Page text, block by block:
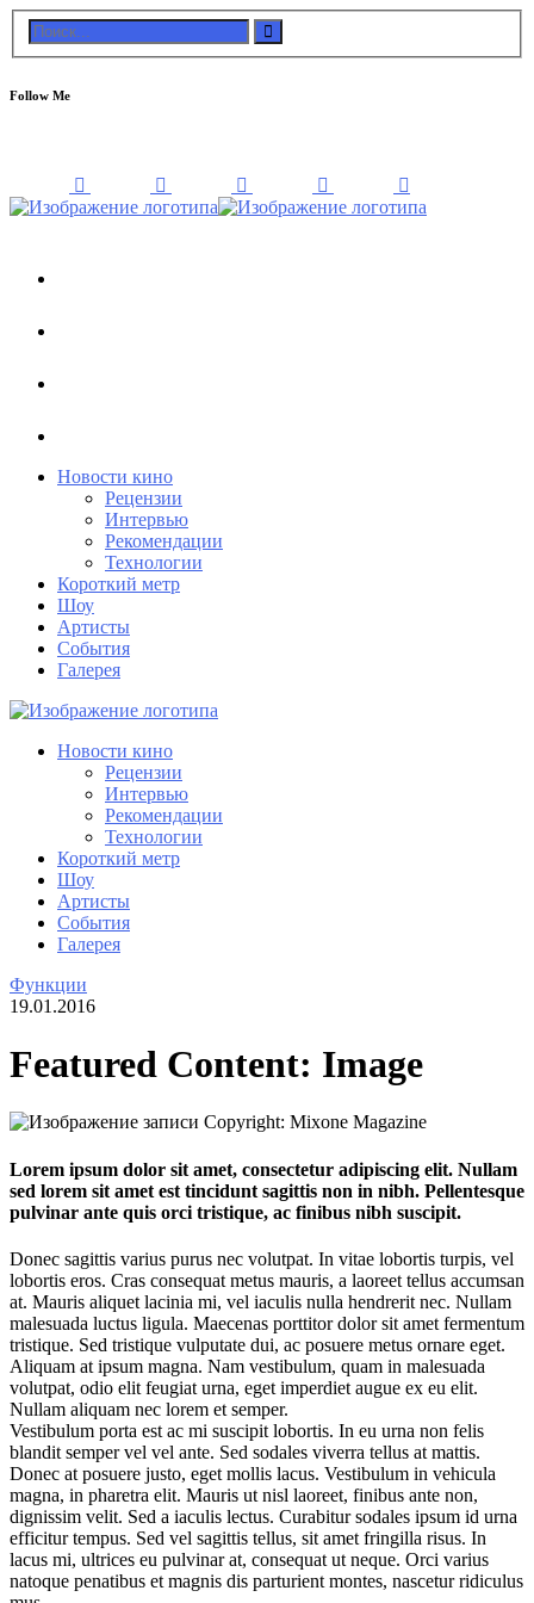
Follow Me
Новости кино
Рецензии
Интервью
Рекомендации
Технологии
Короткий метр
Шоу
Артисты
События
Галерея
Новости кино
Рецензии
Интервью
Рекомендации
Технологии
Короткий метр
Шоу
Артисты
События
Галерея
Функции
19.01.2016
Featured Content: Image
Copyright: Mixone Magazine
Lorem ipsum dolor sit amet, consectetur adipiscing elit. Nullam
sed lorem sit amet est tincidunt sagittis non in nibh. Pellentesque
pulvinar ante quis orci tristique, ac finibus nibh suscipit.
Donec sagittis varius purus nec volutpat. In vitae lobortis turpis, vel
lobortis eros. Cras consequat metus mauris, a laoreet tellus accumsan
at. Mauris aliquet lacinia mi, vel iaculis nulla hendrerit nec. Nullam
malesuada luctus ligula. Maecenas porttitor dolor sit amet fermentum
tristique. Sed tristique vulputate dui, ac posuere metus ornare eget.
Aliquam at ipsum magna. Nam vestibulum, quam in malesuada
volutpat, odio elit feugiat urna, eget imperdiet augue ex eu elit.
Nullam aliquam nec lorem et semper.
Vestibulum porta est ac mi suscipit lobortis. In eu urna non felis
blandit semper vel vel ante. Sed sodales viverra tellus at mattis.
Donec at posuere justo, eget mollis lacus. Vestibulum in vehicula
magna, in pharetra elit. Mauris ut nisl laoreet, finibus ante non,
dignissim velit. Sed a iaculis lectus. Curabitur sodales ipsum id urna
efficitur tempus. Sed vel sagittis tellus, sit amet fringilla risus. In
lacus mi, ultrices eu pulvinar at, consequat ut neque. Orci varius
natoque penatibus et magnis dis parturient montes, nascetur ridiculus